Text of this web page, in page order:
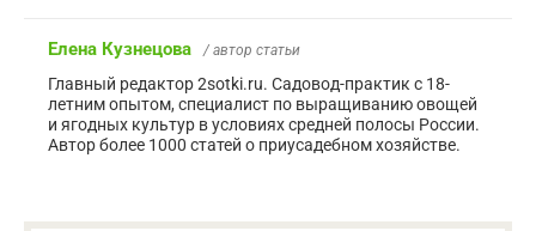
Елена Кузнецова / автор статьи
Главный редактор 2sotki.ru. Садовод-практик с 18-
летним опытом, специалист по выращиванию овощей
и ягодных культур в условиях средней полосы России.
Автор более 1000 статей о приусадебном хозяйстве.